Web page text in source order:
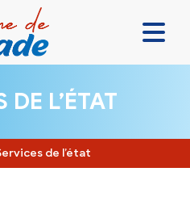
DE L’ÉTAT
de l’état